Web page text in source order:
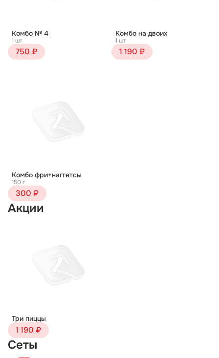
Комбо № 4
1 шт
750 ₽
Комбо на двоих
1 шт
1 190 ₽
Комбо фри+наггетсы
150 г
300 ₽
Акции
Три пиццы
1 190 ₽
Сеты